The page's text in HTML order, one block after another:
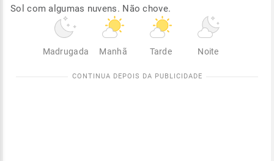
Sol com algumas nuvens. Não chove.
Madrugada Manhã Tarde Noite